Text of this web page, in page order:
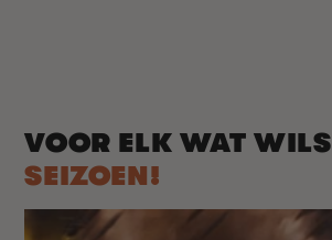
VOOR ELK WAT WILS
SEIZOEN!